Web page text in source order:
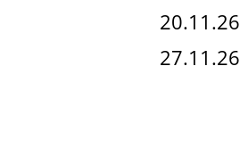
20.11.26
27.11.26